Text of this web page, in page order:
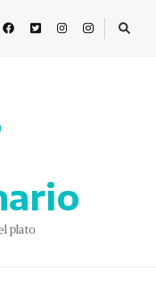
plato